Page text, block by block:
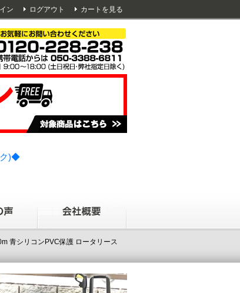
ン ログアウト カートを見る
ク)◆
青シリコンPVC保護 ロータリース